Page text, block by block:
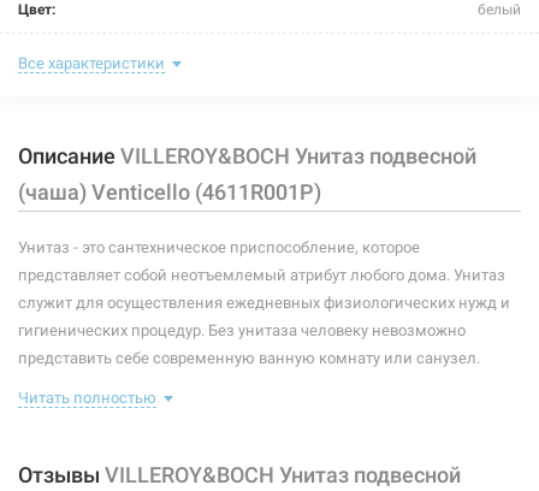
Цвет: белый
Размер (ДxШxВ):
Тип монтажа: подвесной
Форма:
Подвод воды:
Выпуск: горизонтальный
Бачок:
Все характеристики
Описание VILLEROY&BOCH Унитаз подвесной
(чаша) Venticello (4611R001P)
Унитаз - это сантехническое приспособление, которое
представляет собой неотъемлемый атрибут любого дома. Унитаз
служит для осуществления ежедневных физиологических нужд и
гигиенических процедур. Без унитаза человеку невозможно
представить себе современную ванную комнату или санузел.
сантехнических приспособлений. Они могут производиться из
и прочими особенностями.
Читать полностью
Отзывы VILLEROY&BOCH Унитаз подвесной